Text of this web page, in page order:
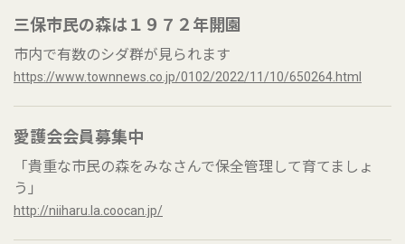
三保市民の森は１９７２年開園
市内で有数のシダ群が見られます
https://www.townnews.co.jp/0102/2022/11/10/650264.html
愛護会会員募集中
「貴重な市民の森をみなさんで保全管理して育てましょ
う」
http://niiharu.la.coocan.jp/